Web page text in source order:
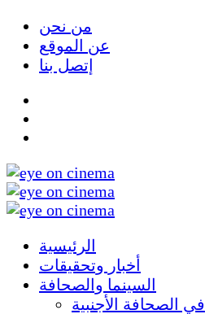
من نحن
عن الموقع
إتصل بنا
الرئيسية
أخبار وتحقيقات
السينما والصحافة
في الصحافة الأجنبية